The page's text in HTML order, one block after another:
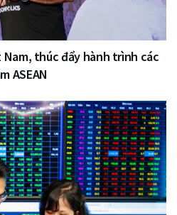
thúc đẩy hành trình các
ASEAN